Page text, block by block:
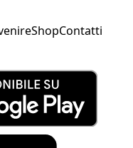
ShopContatti